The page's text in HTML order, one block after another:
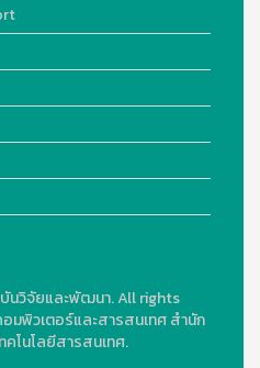
นวิจัยและพัฒนา. All rights
มพิวเตอร์และสารสนเทศ สำนัก
คโนโลยีสารสนเทศ.